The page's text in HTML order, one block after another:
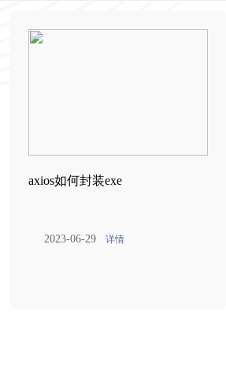
axios如何封装exe
2023-06-29 详情